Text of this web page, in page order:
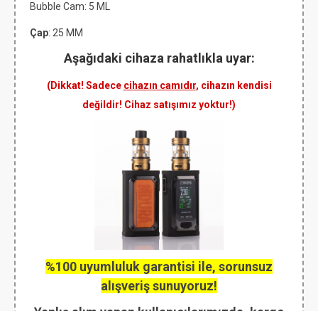
Bubble Cam: 5 ML
Çap: 25 MM
Aşağıdaki cihaza rahatlıkla uyar:
(Dikkat! Sadece cihazın camıdır, cihazın kendisi
değildir! Cihaz satışımız yoktur!)
%100 uyumluluk garantisi ile, sorunsuz
alışveriş sunuyoruz!